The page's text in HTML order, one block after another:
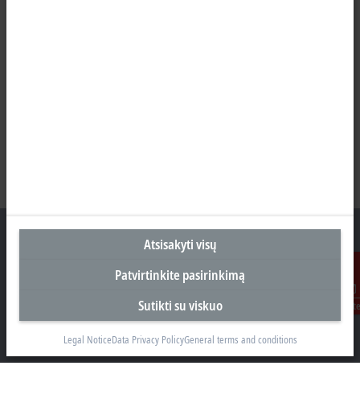
Susisiekite
Karaliaus Mindaugo ave. 38
44307 Kaune
Atsisakyti visų
Patvirtinkite pasirinkimą
Sutikti su viskuo
Legal NoticeData Privacy PolicyGeneral terms and conditions